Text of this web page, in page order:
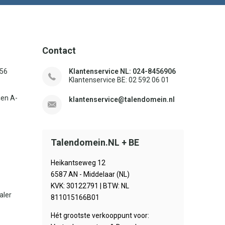
A-
Contact
Klantenservice NL: 024-8456906
Klantenservice BE: 02 592 06 01
klantenservice@talendomein.nl
Talendomein.NL + BE
Heikantseweg 12
6587 AN - Middelaar (NL)
KVK: 30122791 | BTW: NL
811015166B01
Hét grootste verkooppunt voor: